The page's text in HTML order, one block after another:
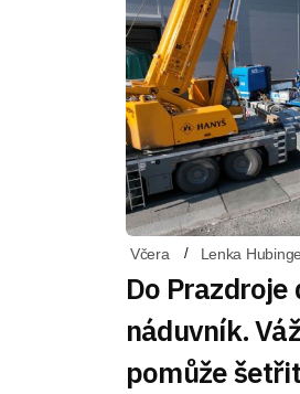
Včera Lenka
Do
náduvník.
pomůže